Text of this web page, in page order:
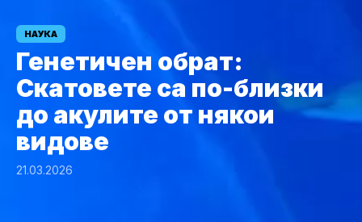
НАУКА
Генетичен обрат:
Скатовете са по-близки
до акулите от някои
видове
21.03.2026